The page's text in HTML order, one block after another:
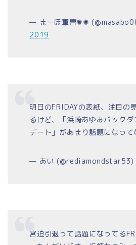
— まーぼ軍曹✺✺
2019
明日のFRIDAYの表紙、注目の
るけど、「浜崎あゆみバック
デート」があまり話題になっ
— あい (@rediamondstar53)
宮迫引退って話題になってる